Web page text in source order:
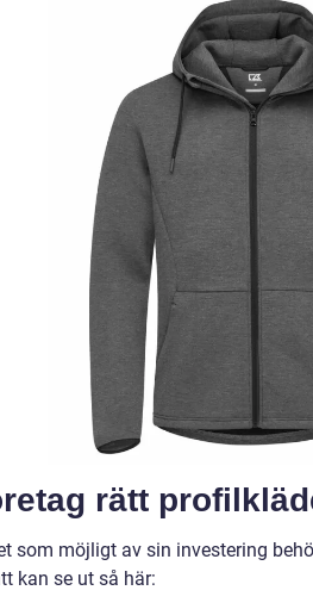
rätt
som möjligt av sin investering
kan se ut så här: